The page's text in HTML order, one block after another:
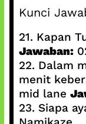
Kunci
21. Kapan
Jawaban:
22. Dalam
menit
mid lane
23. Siapa